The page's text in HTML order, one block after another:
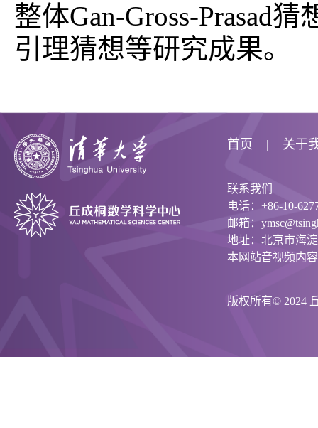
整体Gan-Gross-Prasad
引理猜想等研究成果。
首页 关于
联系我们
电话：+86-10-
邮箱：
地址：北京市海
本网站音视频内
版权所有© 2024